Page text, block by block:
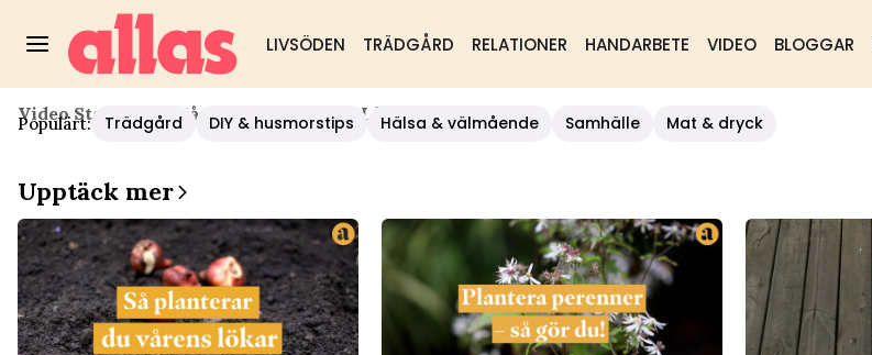
LIVSÖDEN TRÄDGÅRD RELATIONER HANDARBETE VIDEO BLOGGAR
Populärt: Trädgård DIY & husmorstips Hälsa & välmående Samhälle Mat & dryck
Video Start / Mat Så Planerar Du Dina Lökar I Lager
Upptäck mer